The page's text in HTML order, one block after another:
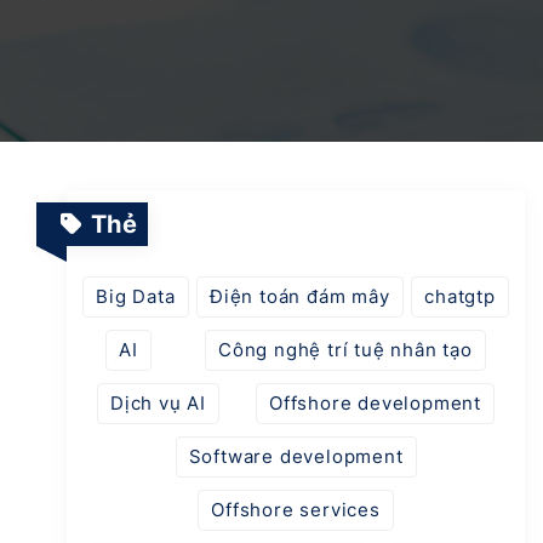
Thẻ
Big Data Điện toán đám mây chatgtp
AI Công nghệ trí tuệ nhân tạo
Dịch vụ AI Offshore development
Software development
Offshore services